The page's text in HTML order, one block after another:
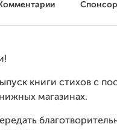
Комментарии
книги стихов с
магазинах.